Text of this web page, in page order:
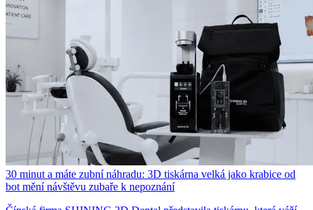
30 minut a máte zubní náhradu: 3D tiskárna velká jako krabice od
bot mění návštěvu zubaře k nepoznání